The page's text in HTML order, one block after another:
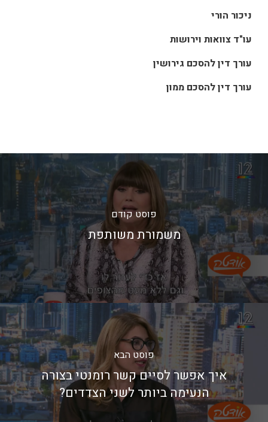
ניכור הורי
עו"ד צוואות וירושות
עורך דין להסכם גירושין
עורך דין להסכם ממון
פוסט קודם
משמורת משותפת
פוסט הבא
איך אפשר לסיים קשר רומנטי בצורה
הנעימה ביותר לשני הצדדים?